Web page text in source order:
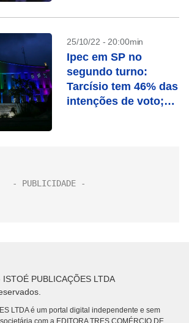
25/10/22 - 20:00min
Ipec em SP no
segundo turno:
Tarcísio tem 46% das
intenções de voto;
PUBLICAÇÕES LTDA
LTDA é um portal digital independente e sem
com a EDITORA TRES COMÉRCIO DE